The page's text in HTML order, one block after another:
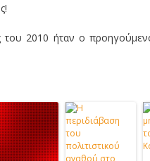
2010 ήταν ο